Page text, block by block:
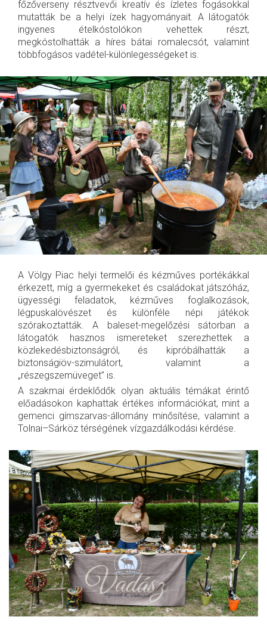
főzőverseny résztvevői kreatív és ízletes fogásokkal
mutatták be a helyi ízek hagyományait. A látogatók
ingyenes ételkóstolókon vehettek részt,
megkóstolhatták a híres bátai romalecsót, valamint
többfogásos vadétel-különlegességeket is.
A Völgy Piac helyi termelői és kézműves portékákkal
érkezett, míg a gyermekeket és családokat játszóház,
ügyességi feladatok, kézműves foglalkozások,
légpuskalövészet és különféle népi játékok
szórakoztatták. A baleset-megelőzési sátorban a
látogatók hasznos ismereteket szerezhettek a
közlekedésbiztonságról, és kipróbálhatták a
biztonságiöv-szimulátort, valamint a
„részegszemüveget” is.
A szakmai érdeklődők olyan aktuális témákat érintő
előadásokon kaphattak értékes információkat, mint a
gemenci gímszarvas-állomány minősítése, valamint a
Tolnai–Sárköz térségének vízgazdálkodási kérdése.